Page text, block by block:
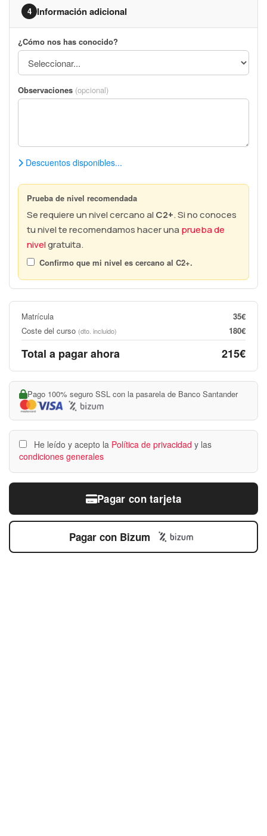
4 Información adicional
¿Cómo nos has conocido?
Observaciones (opcional)
Descuentos disponibles...
Prueba de nivel recomendada
Se requiere un nivel cercano al C2+. Si no conoces
tu nivel te recomendamos hacer una prueba de
nivelgratuita.
Confirmo que mi nivel es cercano al C2+.
Matrícula
35€
Coste del curso (dto. incluido) 180€
Total a pagar ahora 215€
Pago 100% seguro SSL con la pasarela de Banco Santander
He leído y acepto la Política de privacidad y las
condiciones generales
Pagar con tarjeta
Pagar con Bizum